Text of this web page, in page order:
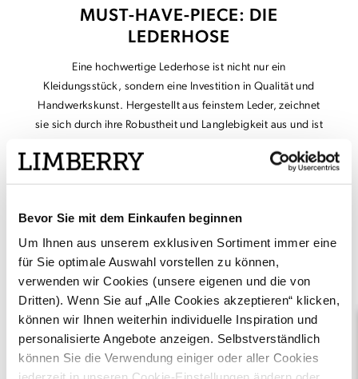
Bevor Sie mit dem Einkaufen beginnen
Um Ihnen aus unserem exklusiven Sortiment immer eine
für Sie optimale Auswahl vorstellen zu können,
verwenden wir Cookies (unsere eigenen und die von
Dritten). Wenn Sie auf „Alle Cookies akzeptieren“ klicken,
können wir Ihnen weiterhin individuelle Inspiration und
personalisierte Angebote anzeigen. Selbstverständlich
können Sie die Verwendung einiger oder aller Cookies
MUST-HAVE-PIECE: DIE
LEDERHOSE
Eine hochwertige Lederhose ist nicht nur ein
Kleidungsstück, sondern eine Investition in Qualität und
Handwerkskunst. Hergestellt aus feinstem Leder, zeichnet
sie sich durch ihre Robustheit und Langlebigkeit aus und ist
der Wiesn. Mit den Jahren entwickelt das Leder eine
einzigartige Patina, die ihren Charme noch weiter
Jetzt entdecken